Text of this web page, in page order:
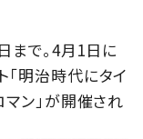
まで。4月 1日に
明治時代にタイ
ン」が開催され